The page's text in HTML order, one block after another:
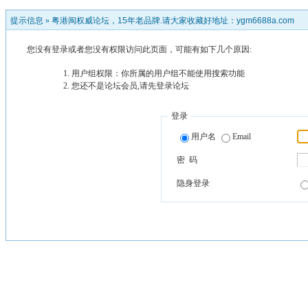
提示信息 » 粤港闽权威论坛，15年老品牌.请大家收藏好地址：ygm6688a.com
您没有登录或者您没有权限访问此页面，可能有如下几个原因:
用户组权限：你所属的用户组不能使用搜索功能
您还不是论坛会员,请先登录论坛
登录
用户名 Email
密 码
隐身登录